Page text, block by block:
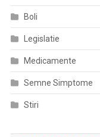
Boli
Legislatie
Medicamente
Semne Simptome
Stiri